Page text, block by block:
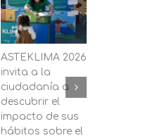
ASTEKLIMA 2026
invita a la
ciudadanía a
descubrir el
impacto de sus
hábitos sobre el